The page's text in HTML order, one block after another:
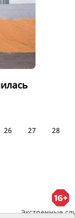
26 27
28
Экстренные